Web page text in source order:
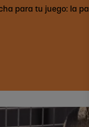
para tu juego: la